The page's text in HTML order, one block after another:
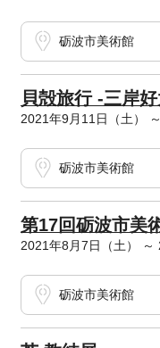
砺波市美術館
貝殻旅行 -三岸
2021年9月11日（土）
砺波市美術館
第17回砺波市美
2021年8月7日（土） ～
砺波市美術館